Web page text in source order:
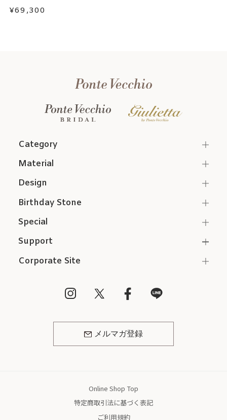
¥69,300
Category
Support
Corporate Site
メルマガ登録
Material
Design
Birthday Stone
Special
Online Shop Top
特定商取引法に基づく表記
ご利用規約